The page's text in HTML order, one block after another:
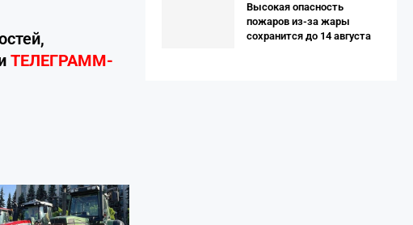
ТЕЛЕГРАММ-
Высокая опасность
пожаров из-за жары
сохранится до 14 августа